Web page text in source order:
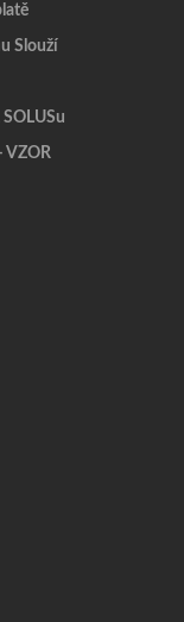
Slouží
VZOR